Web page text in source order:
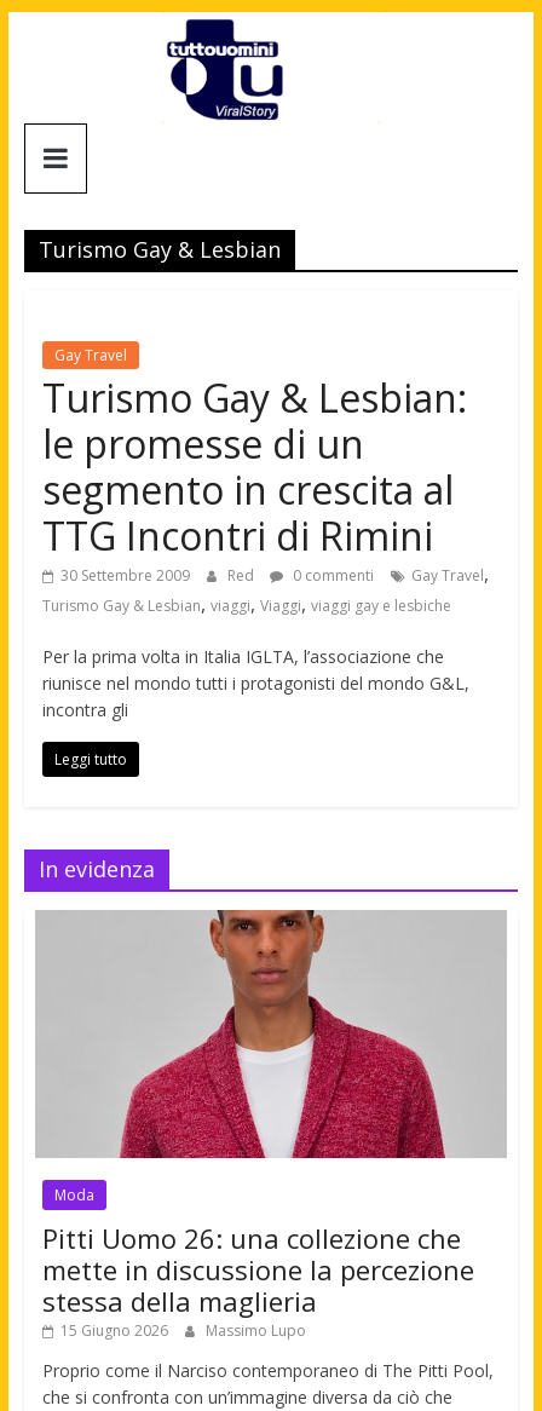
Tuttouomini
Tv,
Cinema,
news
moda
maschile
Turismo Gay & Lesbian
Gay Travel
Turismo Gay & Lesbian:
le promesse di un
segmento in crescita al
TTG Incontri di Rimini
30 Settembre 2009 Red 0 commenti Gay Travel,
Turismo Gay & Lesbian, viaggi, Viaggi, viaggi gay e lesbiche
Per la prima volta in Italia IGLTA, l’associazione che
riunisce nel mondo tutti i protagonisti del mondo G&L,
incontra gli
Leggi tutto
In evidenza
Moda
Pitti Uomo 26: una collezione che
mette in discussione la percezione
stessa della maglieria
15 Giugno 2026 Massimo Lupo
Proprio come il Narciso contemporaneo di The Pitti Pool,
che si confronta con un’immagine diversa da ciò che